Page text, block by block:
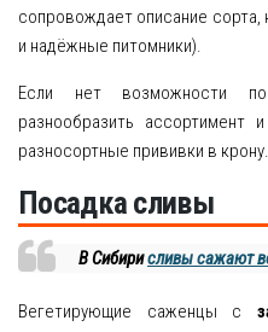
сопровождает описание
и надёжные питомники).
Если нет возможности
разнообразить ассортимент
разносортные прививки в крону.
Посадка сливы
В Сибирисливы сажают
Вегетирующие саженцы с